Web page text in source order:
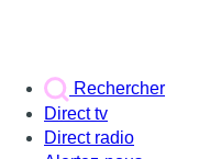
Rechercher
Direct tv
Direct radio